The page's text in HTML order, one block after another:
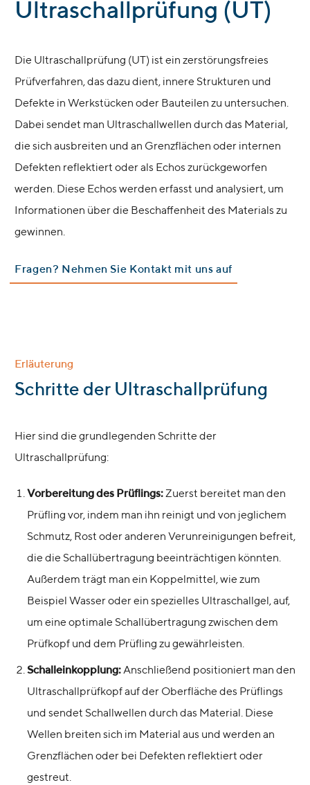
Ultraschallprüfung (UT)
Die Ultraschallprüfung (UT) ist ein zerstörungsfreies
Prüfverfahren, das dazu dient, innere Strukturen und
Defekte in Werkstücken oder Bauteilen zu untersuchen.
Dabei sendet man Ultraschallwellen durch das Material,
die sich ausbreiten und an Grenzflächen oder internen
Defekten reflektiert oder als Echos zurückgeworfen
werden. Diese Echos werden erfasst und analysiert, um
Informationen über die Beschaffenheit des Materials zu
gewinnen.
Fragen? Nehmen Sie Kontakt mit uns auf
Erläuterung
:Schritte der Ultraschallprüfung
Hier sind die grundlegenden Schritte der
Ultraschallprüfung:
Vorbereitung des Prüflings:Zuerst bereitet man den
Prüfling vor, indem man ihn reinigt und von jeglichem
Schmutz, Rost oder anderen Verunreinigungen befreit,
die die Schallübertragung beeinträchtigen könnten.
Außerdem trägt man ein Koppelmittel, wie zum
Beispiel Wasser oder ein spezielles Ultraschallgel, auf,
um eine optimale Schallübertragung zwischen dem
Prüfkopf und dem Prüfling zu gewährleisten.
Schalleinkopplung:Anschließend positioniert man den
Ultraschallprüfkopf auf der Oberfläche des Prüflings
und sendet Schallwellen durch das Material. Diese
Wellen breiten sich im Material aus und werden an
Grenzflächen oder bei Defekten reflektiert oder
gestreut.